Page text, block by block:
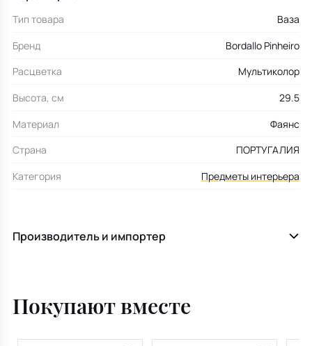
Тип товара
Ваза
Бренд
Bordallo Pinheiro
Расцветка
Мультиколор
Высота, см
29.5
Материал
Фаянс
Страна
ПОРТУГАЛИЯ
Категория
Предметы интерьера
Производитель и импортер
Покупают вместе